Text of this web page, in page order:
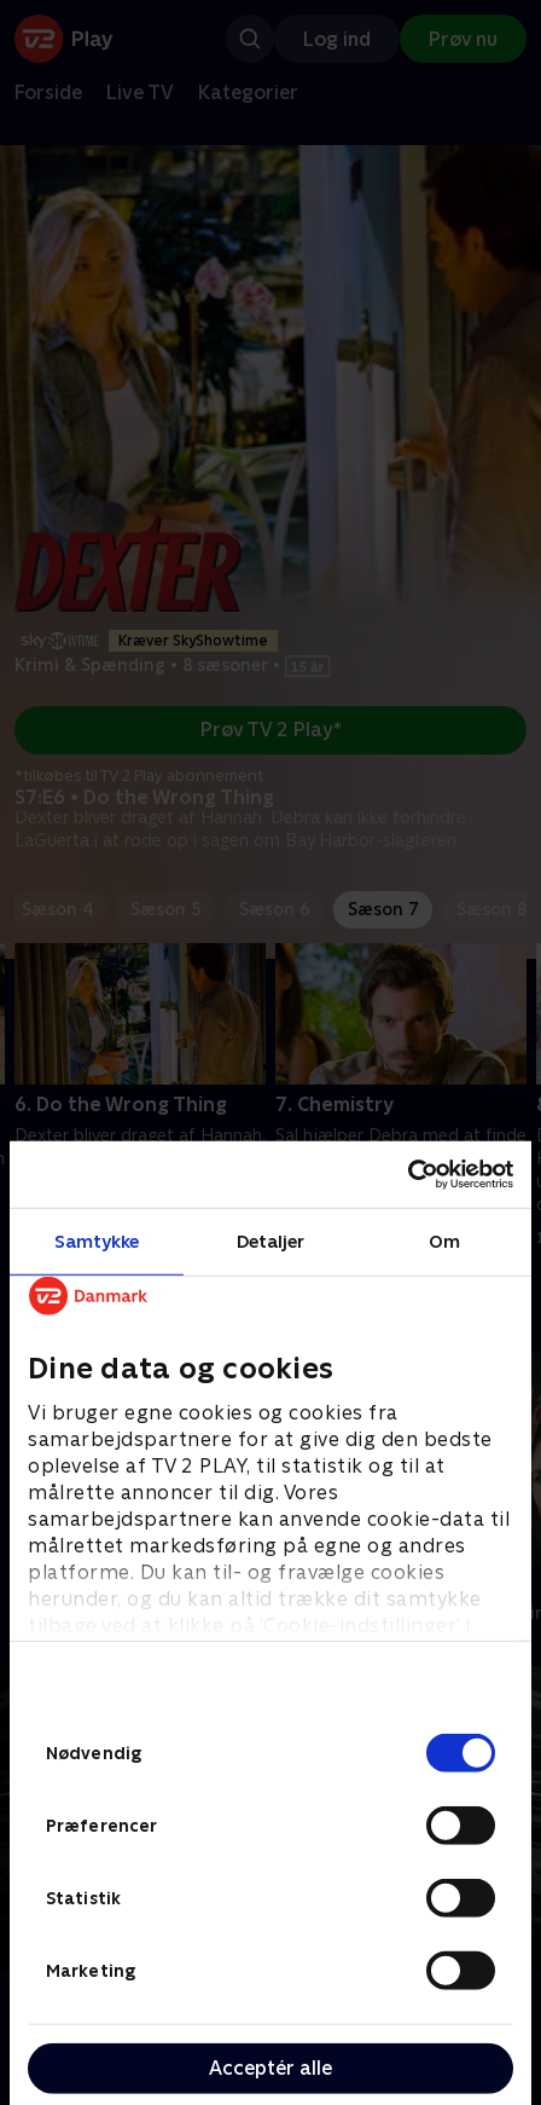
Samtykke Detaljer Om
Dine data og cookies
Vi bruger egne cookies og cookies fra
samarbejdspartnere for at give dig den bedste
oplevelse af TV 2 PLAY, til statistik og til at
målrette annoncer til dig. Vores
samarbejdspartnere kan anvende cookie-data til
målrettet markedsføring på egne og andres
platforme. Du kan til- og fravælge cookies
herunder, og du kan altid trække dit samtykke
tilbage ved at klikke på ’Cookie-indstillinger’ i
Nødvendig
Præferencer
Statistik
Marketing
Acceptér alle
Log ind Prøv nu
Forside Live TV Kategorier
Kræver SkyShowtime
Krimi & Spænding • 8 sæsoner •
S7:E6 • Do the Wrong Thing
Dexter bliver draget af Hannah. Debra kan ikke forhindre
LaGuerta i at rode op i sagen om Bay Harbor-slagteren.
Prøv TV 2 Play*
*tilkøbes til TV 2 Play abonnement
Sæson 4 Sæson 5 Sæson 7
6. Do the Wrong Thing
Dexter bliver draget af Hannah.
om Bay Harbor-slagteren.
1. juli 2021 • 52 min
7. Chemistry
Sal hjælper Debra med at finde
beviser om Hannah. Quinn
foretager tvivlsomme valg for
at beskytte sin kæreste, Nadia.
1. juli 2021 • 51 min
Andre så også
Trigger Point
Krimi & Spænding • 3 sæsoner
Top Dog
Krimi &
yndlings seriemorder, opklarer forbrydelser om
dagen og begår dem om natten.